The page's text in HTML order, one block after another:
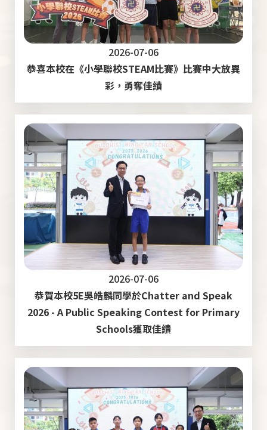
2026-07-06
恭喜本校在《小學聯校STEAM比賽》比賽中大放異
彩，勇奪佳績
2026-07-06
恭賀本校5E吳皓麟同學於Chatter and Speak
2026 - A Public Speaking Contest for Primary
Schools獲取佳績